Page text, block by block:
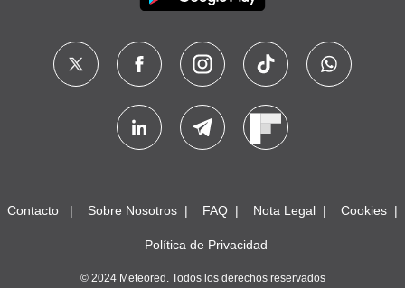
Contacto Sobre Nosotros FAQ Nota Legal Cookies
Política de Privacidad
© 2024 Meteored. Todos los derechos reservados